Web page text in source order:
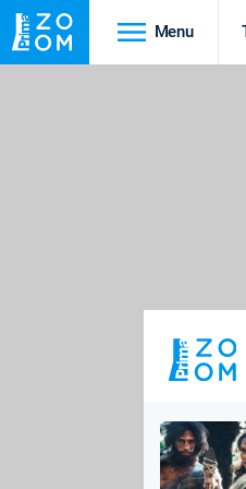
Menu